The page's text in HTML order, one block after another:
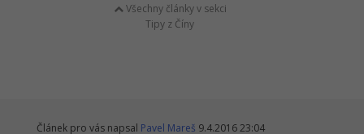
Všechny články v sekci
Tipy z Číny
Článek pro vás napsal Pavel Mareš 9.4.2016 23:04